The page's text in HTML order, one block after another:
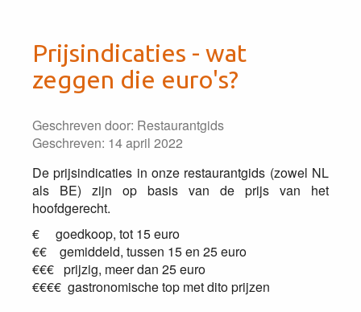
Prijsindicaties - wat
zeggen die euro's?
Geschreven door: Restaurantgids
Geschreven: 14 april 2022
De prijsindicaties in onze restaurantgids (zowel NL
als BE) zijn op basis van de prijs van het
hoofdgerecht.
€ goedkoop, tot 15 euro
€€ gemiddeld, tussen 15 en 25 euro
€€€ prijzig, meer dan 25 euro
€€€€ gastronomische top met dito prijzen